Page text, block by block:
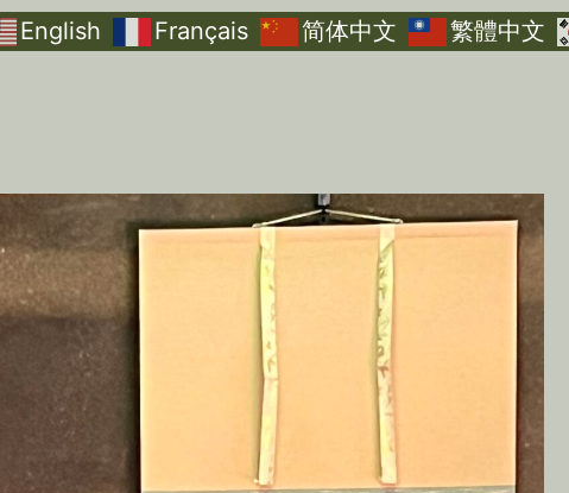
English Français 简体中文 繁體中文